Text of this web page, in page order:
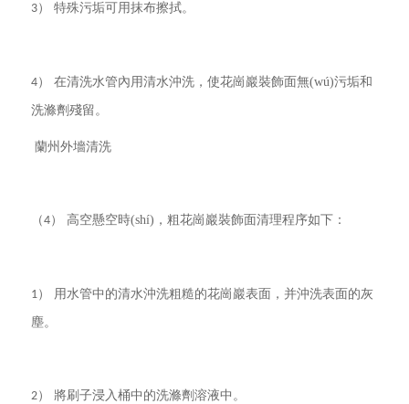
3） 特殊污垢可用抹布擦拭。
4） 在清洗水管內用清水沖洗，使花崗巖裝飾面無(wú)污垢和
洗滌劑殘留。
蘭州外墻清洗
（4） 高空懸空時(shí)，粗花崗巖裝飾面清理程序如下：
1） 用水管中的清水沖洗粗糙的花崗巖表面，并沖洗表面的灰
塵。
2） 將刷子浸入桶中的洗滌劑溶液中。